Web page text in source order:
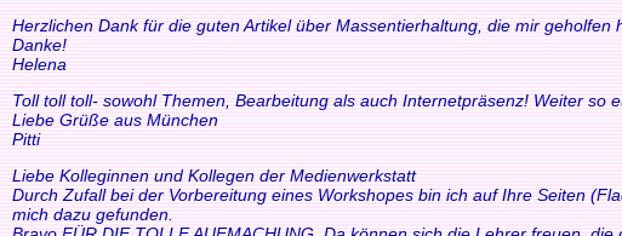
Herzlichen Dank für die guten Artikel über Massentierhaltung, die mir
Danke!
Helena
Toll toll toll- sowohl Themen, Bearbeitung als auch Internetpräsenz! Weiter so
Liebe Grüße aus München
Pitti
Liebe Kolleginnen und Kollegen der Medienwerkstatt
Durch Zufall bei der Vorbereitung eines Workshopes bin ich auf Ihre Seiten
mich dazu gefunden.